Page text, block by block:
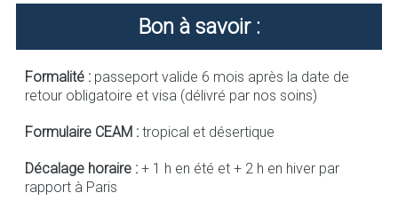
Bon à savoir :
Formalité : passeport valide 6 mois après la date de
retour obligatoire et visa (délivré par nos soins)
Formulaire CEAM : tropical et désertique
Décalage horaire : + 1 h en été et + 2 h en hiver par
rapport à Paris